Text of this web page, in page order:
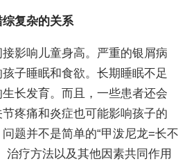
复杂的关系
影响儿童身高。严重的银屑病
子睡眠和食欲。长期睡眠不足
长发育。而且，一些患者还会
疼痛和炎症也可能影响孩子的
题并不是简单的“甲泼尼龙=长不
治疗方法以及其他因素共同作用